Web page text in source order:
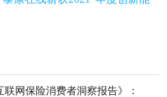
网保险消费者洞察报告》：